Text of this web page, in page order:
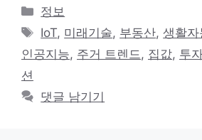
카
테
리
정보
태
그
IoT, 미래기술, 부동산,생활자
인공지능, 주거 트렌드 , 집값, 투
션
댓글 남기기